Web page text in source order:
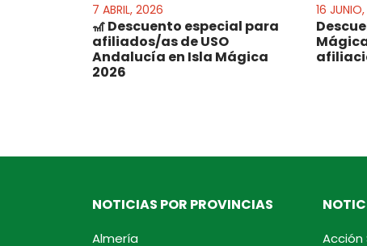
7 ABRIL, 2026
🎢 Descuento especial para
afiliados/as de USO
Andalucía en Isla Mágica
2026
16
NOTICIAS POR PROVINCIAS
Almería Acción